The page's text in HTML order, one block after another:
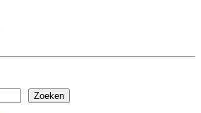
Zoeken